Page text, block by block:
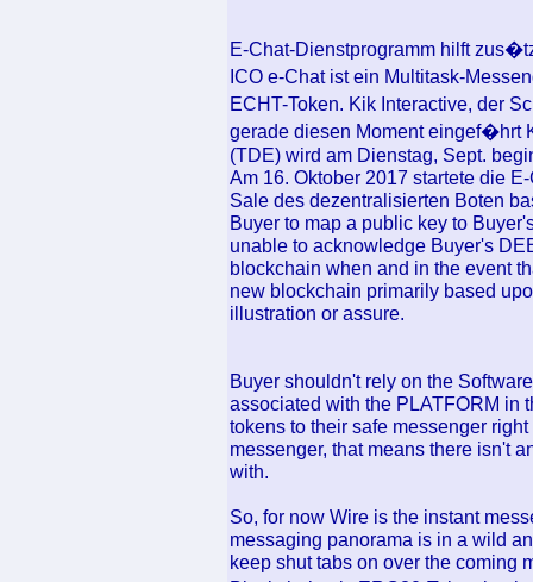
E-Chat-Dienstprogramm hilft
ICO e-Chat ist ein Multitask-
ECHT-Token. Kik Interactive, der
gerade diesen Moment eingef�hrt
(TDE) wird am Dienstag, Sept.
Am 16. Oktober 2017 startete die
Sale des dezentralisierten Boten
Buyer to map a public key to
unable to acknowledge Buyer's
blockchain when and in the event
new blockchain primarily based
illustration or assure.
Buyer shouldn't rely on the
associated with the PLATFORM in
tokens to their safe messenger
messenger, that means there isn't
with.
So, for now Wire is the instant
messaging panorama is in a wild
keep shut tabs on over the coming